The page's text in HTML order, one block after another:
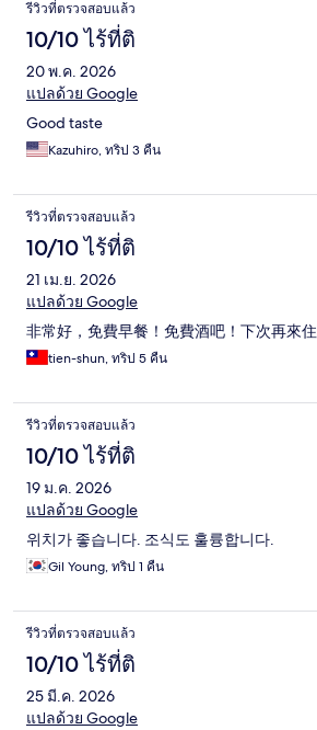
รีวิวที่ตรวจสอบแล้ว
10/10 ไร้ที่ติ
20 พ.ค. 2026
แปลด้วย Google
Good taste
Kazuhiro, ทริป 3 คืน
รีวิวที่ตรวจสอบแล้ว
10/10 ไร้ที่ติ
21 เม.ย. 2026
แปลด้วย Google
非常好，免費早餐！免費酒吧！下次再來住
tien-shun, ทริป 5 คืน
รีวิวที่ตรวจสอบแล้ว
10/10 ไร้ที่ติ
19 ม.ค. 2026
แปลด้วย Google
위치가 좋습니다. 조식도 훌륭합니다.
Gil Young, ทริป 1 คืน
รีวิวที่ตรวจสอบแล้ว
10/10 ไร้ที่ติ
25 มี.ค. 2026
แปลด้วย Google